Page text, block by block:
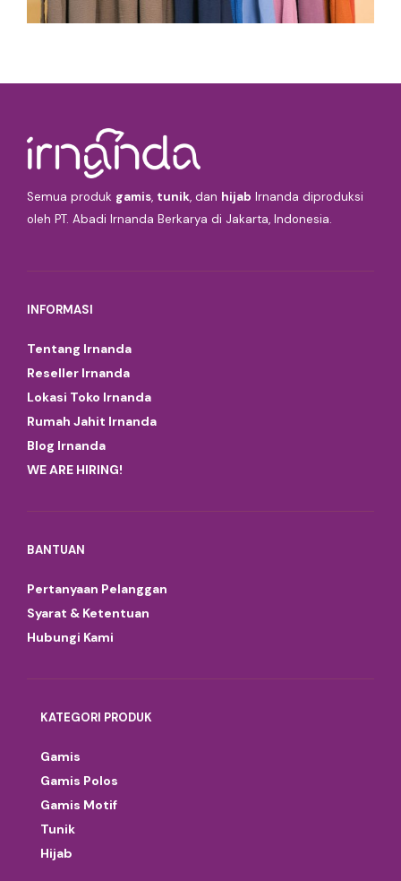
Semua produk gamis, tunik, dan hijab Irnanda diproduksi
oleh PT. Abadi Irnanda Berkarya di Jakarta, Indonesia.
INFORMASI
Tentang Irnanda
Reseller Irnanda
Lokasi Toko Irnanda
Rumah Jahit Irnanda
Blog Irnanda
WE ARE HIRING!
BANTUAN
Pertanyaan Pelanggan
Syarat & Ketentuan
Hubungi Kami
KATEGORI PRODUK
Gamis
Gamis Polos
Gamis Motif
Tunik
Hijab